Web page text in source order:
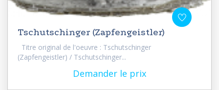
Tschutschinger (Zapfengeistler)
Titre original de l'oeuvre : Tschutschinger
(Zapfengeistler) / Tschutschinger...
Demander le prix